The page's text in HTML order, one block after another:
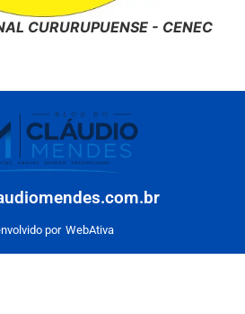
CURURUPUENSE - CENEC
por WebAtiva